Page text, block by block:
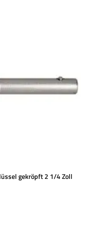
gekröpft 2 1/4 Zoll